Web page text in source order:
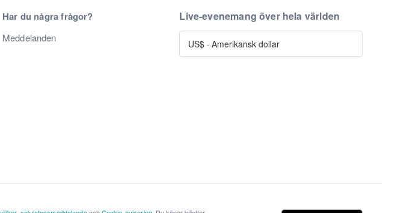
Har du några frågor?
Meddelanden
Live-evenemang över hela världen
US$ ·Amerikansk dollar